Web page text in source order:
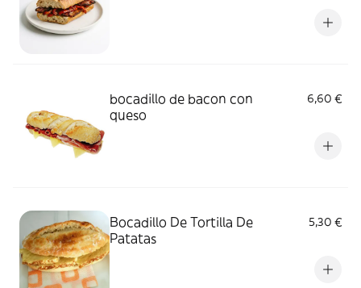
bocadillo de bacon con
queso
6,60 €
Bocadillo De Tortilla De
Patatas
5,30 €